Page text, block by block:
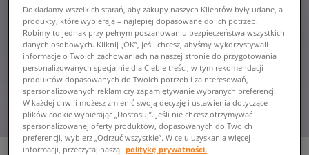
Dokładamy wszelkich starań, aby zakupy naszych Klientów były udane, a
produkty, które wybierają – najlepiej dopasowane do ich potrzeb.
Robimy to jednak przy pełnym poszanowaniu bezpieczeństwa wszystkich
danych osobowych. Kliknij „OK”, jeśli chcesz, abyśmy wykorzystywali
informacje o Twoich zachowaniach na naszej stronie do przygotowania
personalizowanych specjalnie dla Ciebie treści, w tym rekomendacji
produktów dopasowanych do Twoich potrzeb i zainteresowań,
spersonalizowanych reklam czy zapamiętywanie wybranych preferencji.
W każdej chwili możesz zmienić swoją decyzję i ustawienia dotyczące
plików cookie wybierając „Dostosuj”. Jeśli nie chcesz otrzymywać
spersonalizowanej oferty produktów, dopasowanych do Twoich
preferencji, wybierz „Odrzuć wszystkie”. W celu uzyskania więcej
informacji, przeczytaj naszą politykę prywatności.